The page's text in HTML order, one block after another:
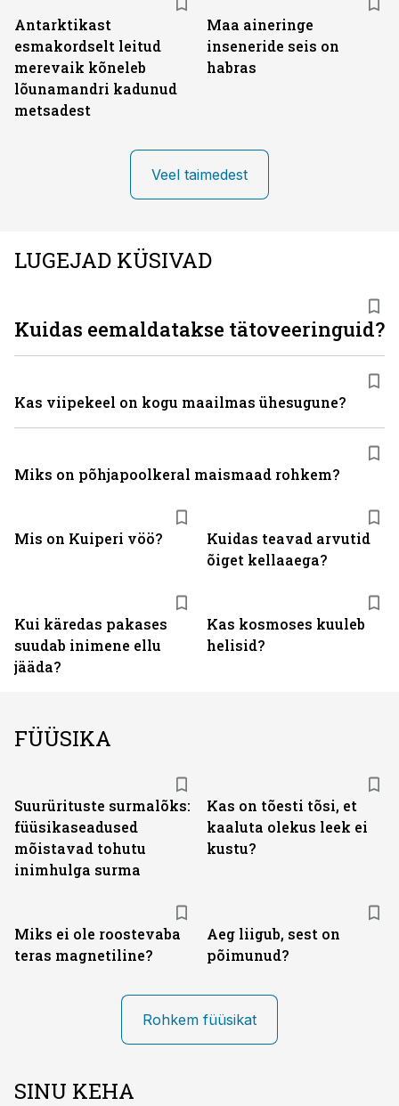
Antarktikast
esmakordselt leitud
merevaik kõneleb
lõunamandri kadunud
metsadest
Maa aineringe
inseneride seis on
habras
Veel taimedest
LUGEJAD KÜSIVAD
Mis on Kuiperi vöö?
Kuidas teavad arvutid
õiget kellaaega?
Kui käredas pakases
suudab inimene ellu
jääda?
Kas kosmoses kuuleb
helisid?
Kuidas eemaldatakse tätoveeringuid?
Kas viipekeel on kogu maailmas ühesugune?
Miks on põhjapoolkeral maismaad rohkem?
FÜÜSIKA
Suurürituste surmalõks:
füüsikaseadused
mõistavad tohutu
inimhulga surma
Kas on tõesti tõsi, et
kaaluta olekus leek ei
kustu?
Miks ei ole roostevaba
teras magnetiline?
Aeg liigub, sest on
põimunud?
Rohkem füüsikat
SINU KEHA